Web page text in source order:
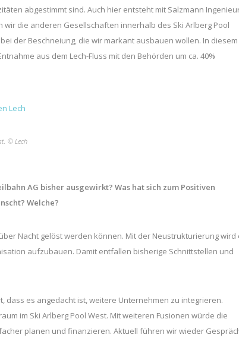
abgestimmt sind. Auch hier entsteht mit Salzmann
die anderen Gesellschaften innerhalb des Ski Arlberg Pool
der Beschneiung, die wir markant ausbauen wollen. In diesem
aus dem Lech-Fluss mit den Behörden um ca. 40%
© Lech
AG bisher ausgewirkt? Was hat sich zum Positiven
Welche?
Nacht gelöst werden können. Mit der Neustrukturierung wird
aufzubauen. Damit entfallen bisherige Schnittstellen und
es angedacht ist, weitere Unternehmen zu integrieren.
im Ski Arlberg Pool West. Mit weiteren Fusionen würde die
planen und finanzieren. Aktuell führen wir wieder